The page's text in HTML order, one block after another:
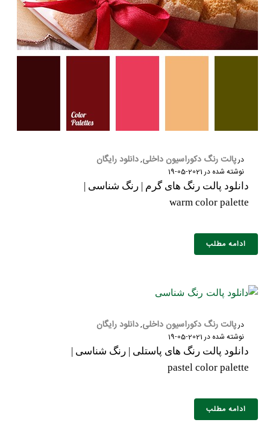
درپالت رنگ دکوراسیون داخلی,دانلود رایگان
نوشته شده در2021-05-19
دانلود پالت رنگ های گرم | رنگ شناسی |
warm color palette
ادامه مطلب
درپالت رنگ دکوراسیون داخلی,دانلود رایگان
نوشته شده در2021-05-19
دانلود پالت رنگ های پاستلی | رنگ شناسی |
pastel color palette
ادامه مطلب
نام و نام خانوادگی : *